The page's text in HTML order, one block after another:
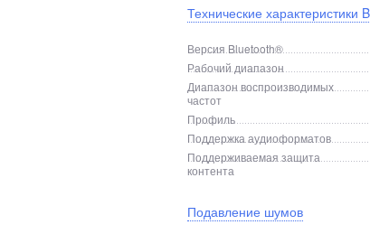
Технические характеристики
Версия Bluetooth®
Рабочий диапазон
Диапазон воспроизводимых
частот
Профиль
Поддержка аудиоформатов
Поддерживаемая защита
контента
Подавление шумов